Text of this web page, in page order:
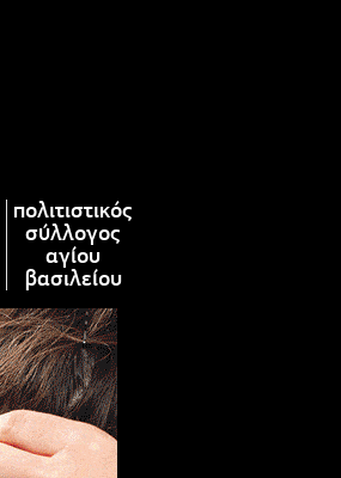
πολιτιστικός
σύλλογος
αγίου
βασιλείου